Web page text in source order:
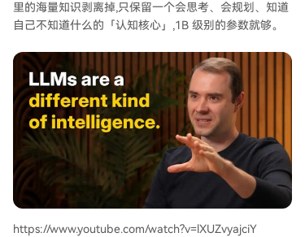
里的海量知识剥离掉,只保留一个会思考、会规划、知道
自己不知道什么的「认知核心」,1B 级别的参数就够。
https://www.youtube.com/watch?v=lXUZvyajciY